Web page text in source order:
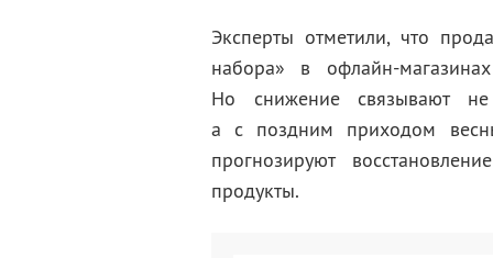
Эксперты отметили, что
набора» в офлайн-
Но снижение связывают
а с поздним приходом
прогнозируют
продукты.